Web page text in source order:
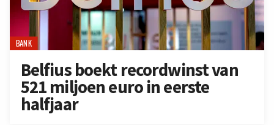
BANK
Belfius boekt recordwinst van
521 miljoen euro in eerste
halfjaar